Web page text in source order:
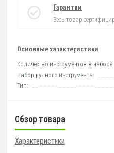
Основные характеристики
Количество инструментов в наборе:
Набор ручного инструмента:
Тип:
Гарантии
Весь товар
Обзор товара
Характеристики